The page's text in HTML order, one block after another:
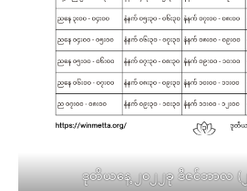
ဒုတိယနေ့ ၂၀၂၂ခု ဒီဇင်ဘာလ (